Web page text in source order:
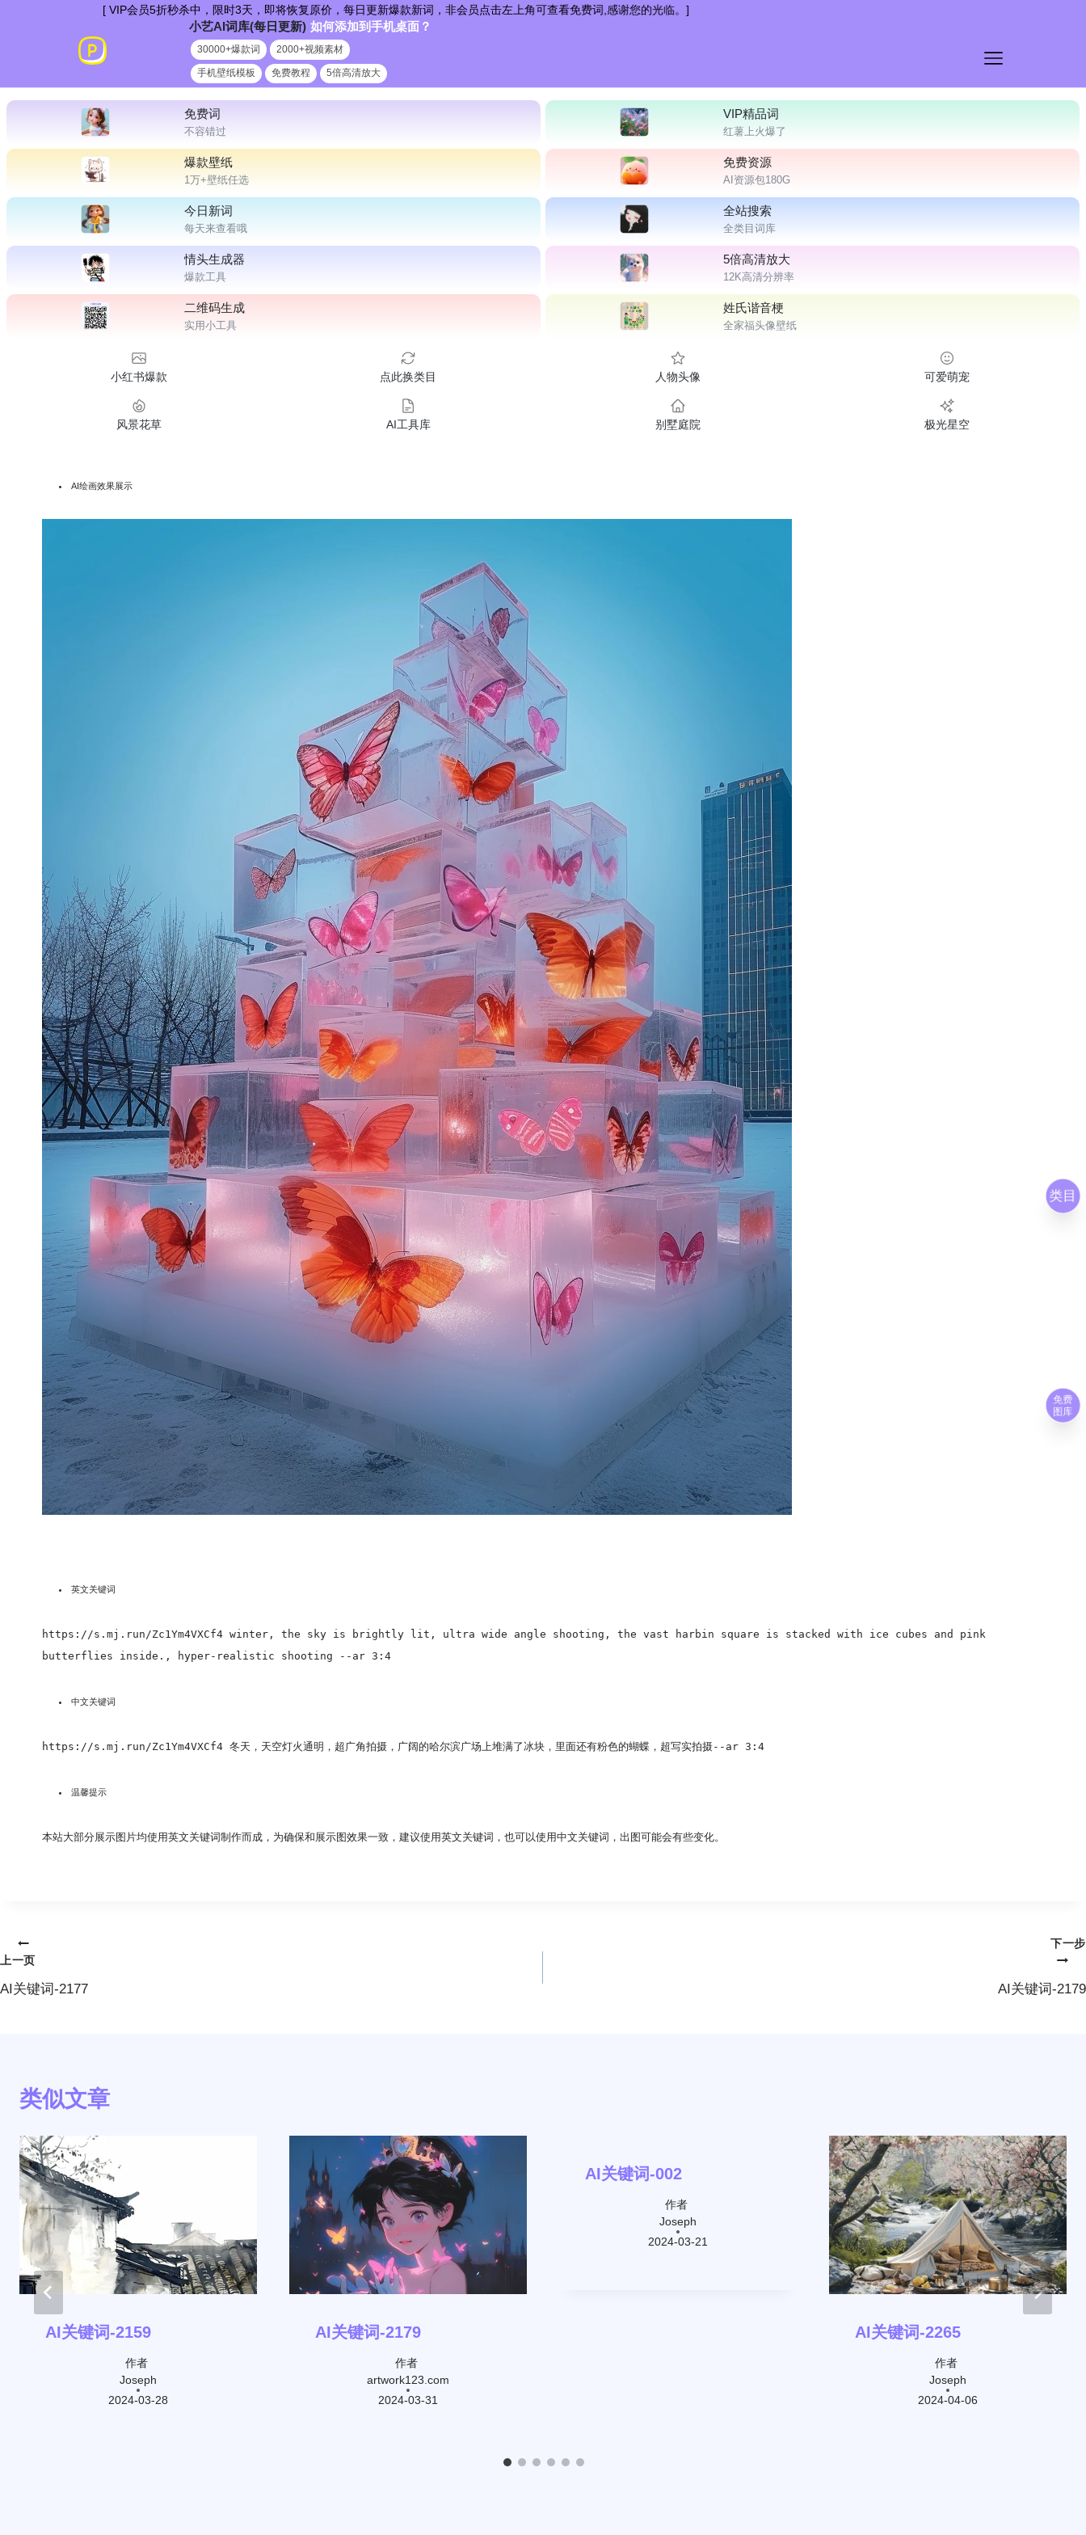
免费词
不容错过
VIP精品词
红薯上火爆了
爆款壁纸
1万+壁纸任选
免费资源
AI资源包180G
今日新词
每天来查看哦
全站搜索
全类目词库
情头生成器
爆款工具
5倍高清放大
12K高清分辨率
二维码生成
实用小工具
姓氏谐音梗
全家福头像壁纸
小红书爆款 点此换类目 人物头像 可爱萌宠
风景花草 AI工具库 别墅庭院 极光星空
AI绘画效果展示
英文关键词
https://s.mj.run/Zc1Ym4VXCf4 winter, the sky is brightly lit, ultra wide angle shooting, the vast harbin square is stacked with ice cubes and pink
butterflies inside., hyper-realistic shooting --ar 3:4
中文关键词
https://s.mj.run/Zc1Ym4VXCf4 冬天，天空灯火通明，超广角拍摄，广阔的哈尔滨广场上堆满了冰块，里面还有粉色的蝴蝶，超写实拍摄--ar 3:4
温馨提示
本站大部分展示图片均使用英文关键词制作而成，为确保和展示图效果一致，建议使用英文关键词，也可以使用中文关键词，出图可能会有些变化。
文
章
上一页
AI关键词-2177
下一步
AI关键词-2179
类似文章
AI关键词-2159
作者
Joseph
2024-03-28
AI关键词-2179
作者
artwork123.com
2024-03-31
AI关键词-002
作者
Joseph
2024-03-21
AI关键词-2265
作者
Joseph
2024-04-06
[ VIP会员5折秒杀中，限时3天，即将恢复原价，每日更新爆款新词，非会员点击左上角可查看免费词,感谢您的光临。]
小艺AI词库(每日更新) 如何添加到手机桌面？
30000+爆款词 2000+视频素材
手机壁纸模板 免费教程 5倍高清放大
类目
免费
图库